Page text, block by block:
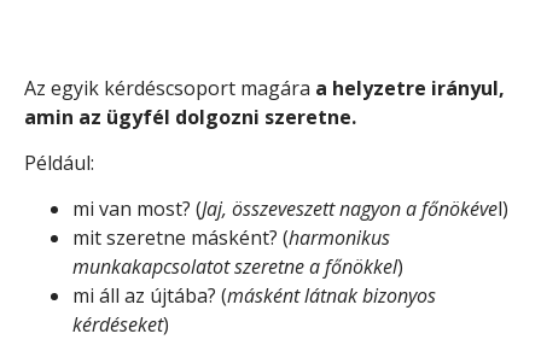
Az egyik kérdéscsoport magára a helyzetre irányul,
amin az ügyfél dolgozni szeretne.
Például:
mi van most? (Jaj, összeveszett nagyon a főnökével)
mit szeretne másként? (harmonikus
munkakapcsolatot szeretne a főnökkel)
mi áll az újtába? (másként látnak bizonyos
kérdéseket)